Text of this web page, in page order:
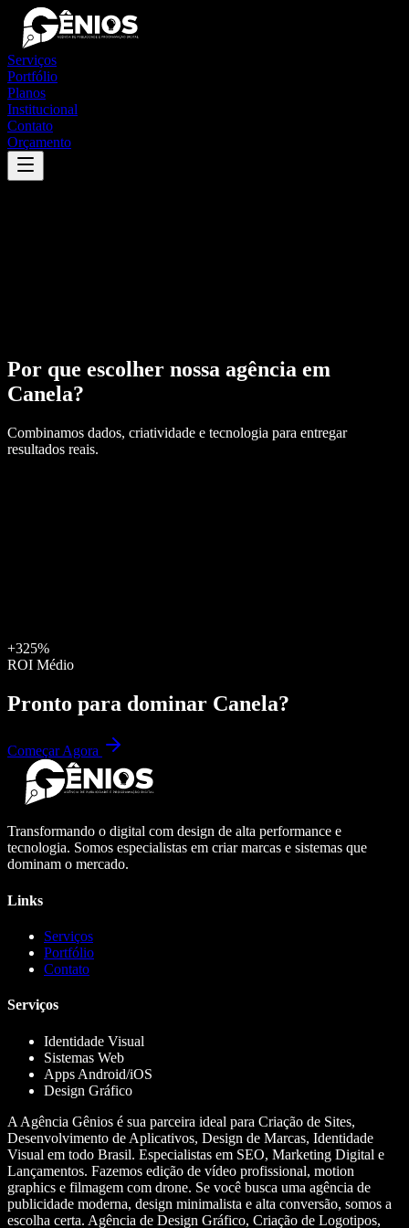
Serviços
Portfólio
Planos
Institucional
Contato
Orçamento
Por que escolher nossa agência em
Canela?
Combinamos dados, criatividade e tecnologia para entregar
resultados reais.
+325%
ROI Médio
Pronto para dominar Canela?
Começar Agora
Transformando o digital com design de alta performance e
tecnologia. Somos especialistas em criar marcas e sistemas que
dominam o mercado.
Links
Serviços
Portfólio
Contato
Serviços
Identidade Visual
Sistemas Web
Apps Android/iOS
Design Gráfico
A Agência Gênios é sua parceira ideal para Criação de Sites,
Desenvolvimento de Aplicativos, Design de Marcas, Identidade
Visual em todo Brasil. Especialistas em SEO, Marketing Digital e
Lançamentos. Fazemos edição de vídeo profissional, motion
graphics e filmagem com drone. Se você busca uma agência de
publicidade moderna, design minimalista e alta conversão, somos a
escolha certa. Agência de Design Gráfico, Criação de Logotipos,